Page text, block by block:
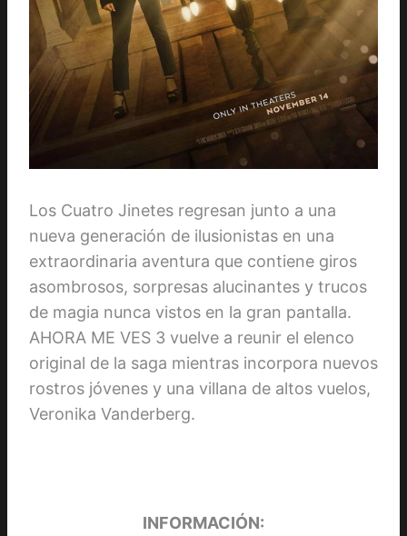
Los Cuatro Jinetes regresan junto a una
nueva generación de ilusionistas en una
extraordinaria aventura que contiene giros
asombrosos, sorpresas alucinantes y trucos
de magia nunca vistos en la gran pantalla.
AHORA ME VES 3 vuelve a reunir el elenco
original de la saga mientras incorpora nuevos
rostros jóvenes y una villana de altos vuelos,
Veronika Vanderberg.
INFORMACIÓN: